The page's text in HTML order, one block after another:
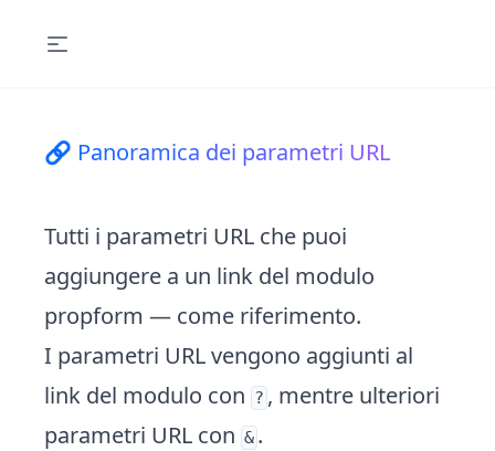
🔗 Panoramica dei parametri URL
Tutti i parametri URL che puoi
aggiungere a un link del modulo
propform — come riferimento.
I parametri URL vengono aggiunti al
link del modulo con ? , mentre ulteriori
parametri URL con & .